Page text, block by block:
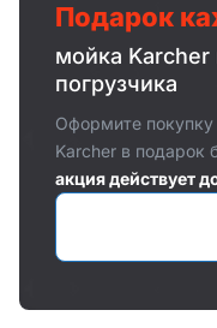
Подарок
мойка Karcher
погрузчика
Оформите покупку
Karcher в подарок
акция действует